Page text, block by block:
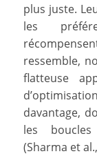
plus juste.
les
ressemble,
flatteuse
davantage,
les boucles
(Sharma et